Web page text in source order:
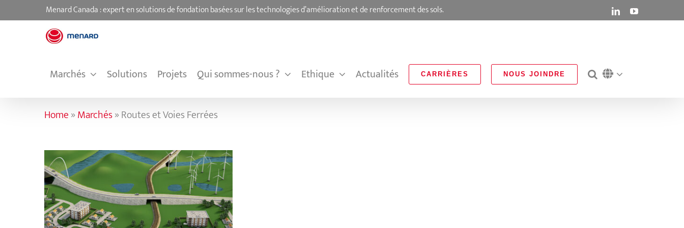
au
Menard Canada : expert en solutions de fondation basées sur les technologies d’amélioration et de renforcement des sols. LinkedInYouTube
Marchés Solutions Projets Qui sommes-nous ? Ethique Actualités CARRIÈRES NOUS JOINDRE
Home»Marchés»Routes et Voies Ferrées